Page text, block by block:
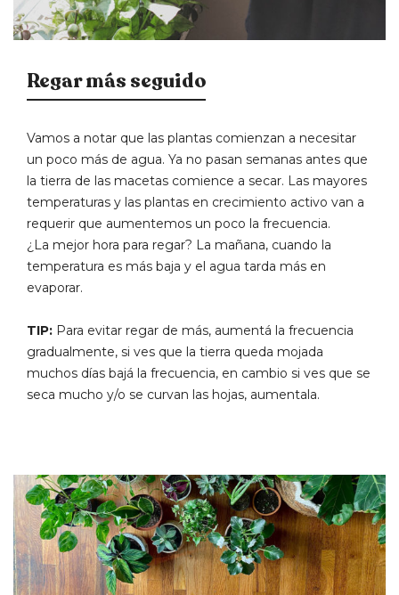
Regar más seguido
Vamos a notar que las plantas comienzan a necesitar
un poco más de agua. Ya no pasan semanas antes que
la tierra de las macetas comience a secar. Las mayores
temperaturas y las plantas en crecimiento activo van a
requerir que aumentemos un poco la frecuencia.
¿La mejor hora para regar? La mañana, cuando la
temperatura es más baja y el agua tarda más en
evaporar.
TIP: Para evitar regar de más, aumentá la frecuencia
gradualmente, si ves que la tierra queda mojada
muchos días bajá la frecuencia, en cambio si ves que se
seca mucho y/o se curvan las hojas, aumentala.